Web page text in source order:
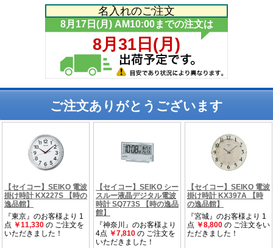
名入れのご注文
ご注文ありがとうございます